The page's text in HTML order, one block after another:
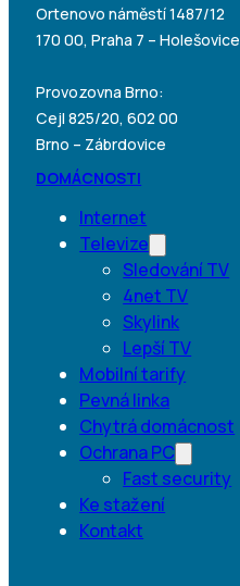
Ortenovo náměstí 1487/12
170 00, Praha 7 – Holešovice
Provozovna Brno:
Cejl 825/20, 602 00
Brno – Zábrdovice
DOMÁCNOSTI
Internet
Televize
Sledování TV
4net TV
Skylink
Lepší TV
Mobilní tarify
Pevná linka
Chytrá domácnost
Ochrana PC
Fast security
Ke stažení
Kontakt